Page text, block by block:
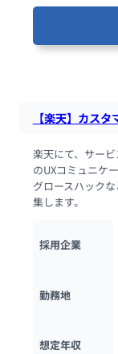
【楽天】カス
楽天にて、サー
のUXコミュニケ
グロースハック
集します。
採用企業
勤務地
想定年収